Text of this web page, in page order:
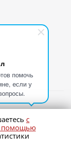
помочь
если у
parts@v-kr.ru
д. 40
с
помощью